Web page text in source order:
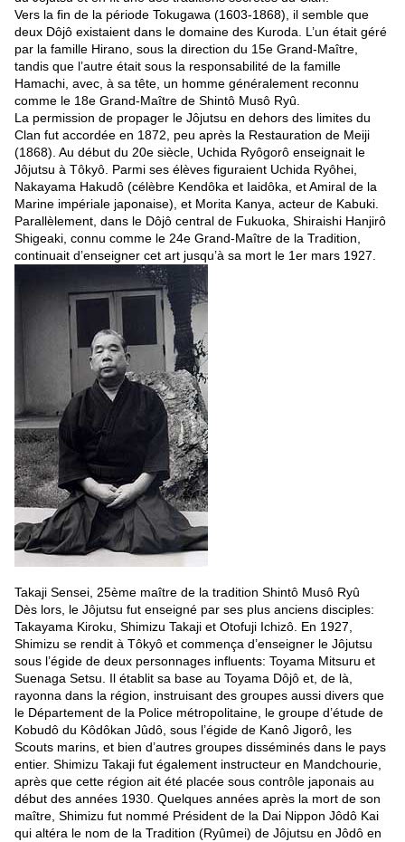
Vers la fin de la période Tokugawa (1603-1868), il semble que
deux Dôjô existaient dans le domaine des Kuroda. L’un était géré
par la famille Hirano, sous la direction du 15e Grand-Maître,
tandis que l’autre était sous la responsabilité de la famille
Hamachi, avec, à sa tête, un homme généralement reconnu
comme le 18e Grand-Maître de Shintô Musô Ryû.
La permission de propager le Jôjutsu en dehors des limites du
Clan fut accordée en 1872, peu après la Restauration de Meiji
(1868). Au début du 20e siècle, Uchida Ryôgorô enseignait le
Jôjutsu à Tôkyô. Parmi ses élèves figuraient Uchida Ryôhei,
Nakayama Hakudô (célèbre Kendôka et Iaidôka, et Amiral de la
Marine impériale japonaise), et Morita Kanya, acteur de Kabuki.
Parallèlement, dans le Dôjô central de Fukuoka, Shiraishi Hanjirô
Shigeaki, connu comme le 24e Grand-Maître de la Tradition,
continuait d’enseigner cet art jusqu’à sa mort le 1er mars 1927.
Takaji Sensei, 25ème maître de la tradition Shintô Musô Ryû
Dès lors, le Jôjutsu fut enseigné par ses plus anciens disciples:
Takayama Kiroku, Shimizu Takaji et Otofuji Ichizô. En 1927,
Shimizu se rendit à Tôkyô et commença d’enseigner le Jôjutsu
sous l’égide de deux personnages influents: Toyama Mitsuru et
Suenaga Setsu. Il établit sa base au Toyama Dôjô et, de là,
rayonna dans la région, instruisant des groupes aussi divers que
le Département de la Police métropolitaine, le groupe d’étude de
Kobudô du Kôdôkan Jûdô, sous l’égide de Kanô Jigorô, les
Scouts marins, et bien d’autres groupes disséminés dans le pays
entier. Shimizu Takaji fut également instructeur en Mandchourie,
après que cette région ait été placée sous contrôle japonais au
début des années 1930. Quelques années après la mort de son
maître, Shimizu fut nommé Président de la Dai Nippon Jôdô Kai
qui altéra le nom de la Tradition (Ryûmei) de Jôjutsu en Jôdô en